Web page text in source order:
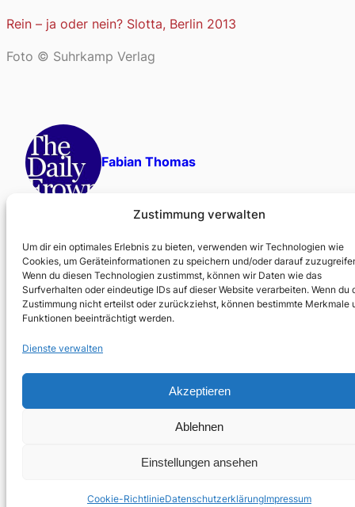
Zustimmung verwalten
Um dir ein optimales Erlebnis zu bieten, verwenden wir Technologien wie
Cookies, um Geräteinformationen zu speichern und/oder darauf
Wenn du diesen Technologien zustimmst, können wir Daten wie das
Surfverhalten oder eindeutige IDs auf dieser Website verarbeiten. Wenn du
Zustimmung nicht erteilst oder zurückziehst, können bestimmte Merkmale
Funktionen beeinträchtigt werden.
Dienste verwalten
Akzeptieren
Ablehnen
Einstellungen ansehen
Cookie-RichtlinieDatenschutzerklärungImpressum
Rein – ja oder nein? Slotta, Berlin 2013
Foto © Suhrkamp Verlag
Fabian Thomas
Tags:Ann Cotten Peter Handke Stay Foolish Suhrkamp
Älterer Beitrag Neuerer Beitrag →